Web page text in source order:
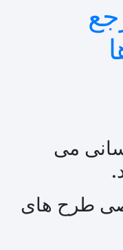
می
تخصصی طرح های